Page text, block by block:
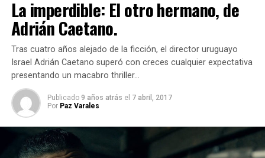
La imperdible: El otro hermano, de
Adrián Caetano.
Tras cuatro años alejado de la ficción, el director uruguayo
Israel Adrián Caetano superó con creces cualquier expectativa
presentando un macabro thriller…
Publicado 9 años atrás el 7 abril, 2017
Por Paz Varales